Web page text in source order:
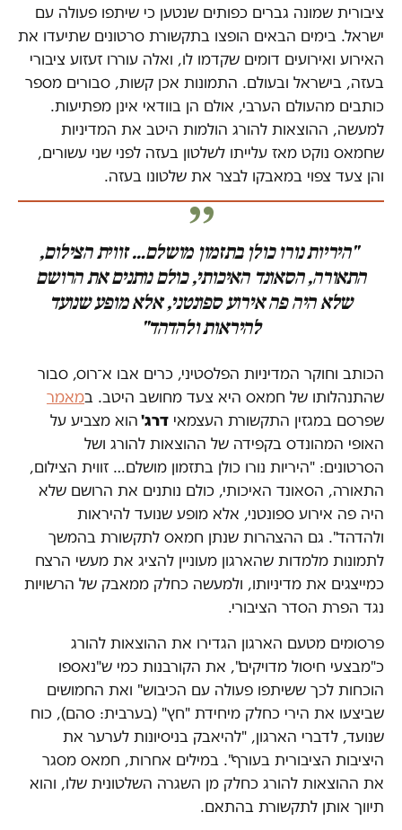
ציבורית שמונה גברים כפותים שנטען כי שיתפו פעולה עם
ישראל. בימים הבאים הופצו בתקשורת סרטונים שתיעדו את
האירוע ואירועים דומים שקדמו לו, ואלה עוררו זעזוע ציבורי
בעזה, בישראל ובעולם. התמונות אכן קשות, סבורים מספר
כותבים מהעולם הערבי, אולם הן בוודאי אינן מפתיעות.
למעשה, ההוצאות להורג הולמות היטב את המדיניות
שחמאס נוקט מאז עלייתו לשלטון בעזה לפני שני עשורים,
והן צעד צפוי במאבקו לבצר את שלטונו בעזה.
"היריות נורו כולן בתזמון מושלם… זווית הצילום,
התאורה, הסאונד האיכותי, כולם נותנים את הרושם
שלא היה פה אירוע ספונטני, אלא מופע שנועד
להיראות ולהדהד"
הכותב וחוקר המדיניות הפלסטיני, כרים אבו א־רוס, סבור
שהתנהלותו של חמאס היא צעד מחושב היטב. במאמר
שפרסם במגזין התקשורת העצמאי דרג'הוא מצביע על
האופי המהונדס בקפידה של ההוצאות להורג ושל
הסרטונים: "היריות נורו כולן בתזמון מושלם… זווית הצילום,
התאורה, הסאונד האיכותי, כולם נותנים את הרושם שלא
היה פה אירוע ספונטני, אלא מופע שנועד להיראות
ולהדהד". גם ההצהרות שנתן חמאס לתקשורת בהמשך
לתמונות מלמדות שהארגון מעוניין להציג את מעשי הרצח
כמייצגים את מדיניותו, ולמעשה כחלק ממאבק של הרשויות
נגד הפרת הסדר הציבורי.
פרסומים מטעם הארגון הגדירו את ההוצאות להורג
כ"מבצעי חיסול מדויקים", את הקורבנות כמי ש"נאספו
הוכחות לכך ששיתפו פעולה עם הכיבוש" ואת החמושים
שביצעו את הירי כחלק מיחידת "חץ" (בערבית: סהם), כוח
שנועד, לדברי הארגון, "להיאבק בניסיונות לערער את
היציבות הציבורית בעורף". במילים אחרות, חמאס מסגר
את ההוצאות להורג כחלק מן השגרה השלטונית שלו, והוא
תיווך אותן לתקשורת בהתאם.